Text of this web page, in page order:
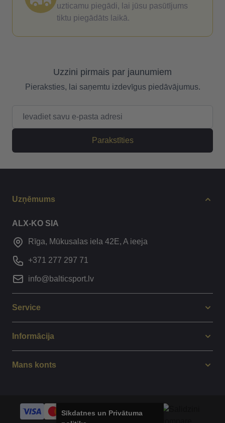
uzticamu piegādi, lai jūsu pasūtījums
tiktu piegādāts laikā.
Uzzini pirmais par jaunumiem
Pieraksties, lai saņemtu izdevīgus piedāvājumus.
Parakstīties
Uzņēmums
ALX-KO SIA
Rīga, Mūkusalas iela 42E, A ieeja
+371 277 297 71
info@balticsport.lv
Service
Informācija
Mans konts
Sīkdatnes un Privātuma